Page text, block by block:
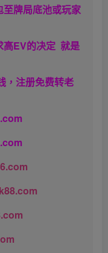
牌局底池或玩家
高EV的决定 就是
，注册免费转老